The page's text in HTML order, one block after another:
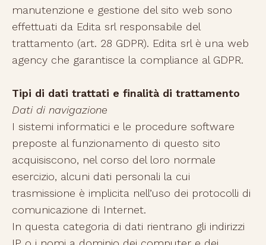
manutenzione e gestione del sito web sono
effettuati da Edita srl responsabile del
trattamento (art. 28 GDPR). Edita srl è una web
agency che garantisce la compliance al GDPR.
Tipi di dati trattati e finalità di trattamento
Dati di navigazione
I sistemi informatici e le procedure software
preposte al funzionamento di questo sito
acquisiscono, nel corso del loro normale
esercizio, alcuni dati personali la cui
trasmissione è implicita nell’uso dei protocolli di
comunicazione di Internet.
In questa categoria di dati rientrano gli indirizzi